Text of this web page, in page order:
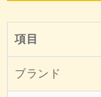
項目
ブランド